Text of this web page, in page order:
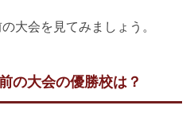
大会を見てみましょう。
の大会の優勝校は？